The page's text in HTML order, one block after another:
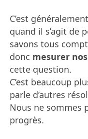
C’est
quand il s’agit de
savons tous
donc mesurer
cette question.
C’est beaucoup
parle d’autres
Nous ne sommes
progrès.